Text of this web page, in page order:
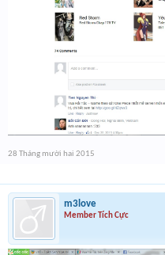
28 Tháng mười hai 2015
m3love
Member Tích Cực